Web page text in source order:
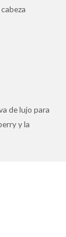
de lujo para
y la